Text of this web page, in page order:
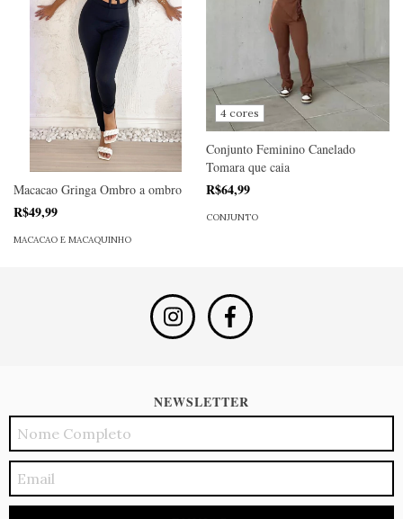
Macacao Gringa Ombro a ombro
R$49,99
MACACAO E MACAQUINHO
4 cores
Conjunto Feminino Canelado
Tomara que caia
R$64,99
CONJUNTO
NEWSLETTER